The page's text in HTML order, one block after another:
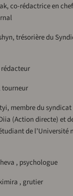
co-rédactrice en
trésorière du
membre du
(Action directe) et
de l’Université
, psychologue
, grutier